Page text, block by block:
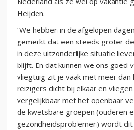
Heijden.
“We hebben in de afgelopen
gemerkt dat een steeds groter
in deze uitzonderlijke situatie
blijft. En dat kunnen we ons goed
vliegtuig zit je vaak met meer dan
reizigers dicht bij elkaar en
vergelijkbaar met het openbaar
de kwetsbare groepen (ouderen
gezondheidsproblemen) wordt